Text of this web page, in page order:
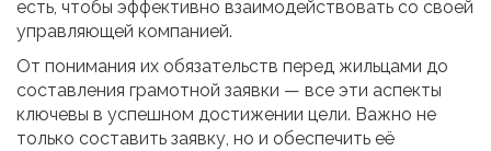
есть, чтобы эффективно взаимодействовать со своей
управляющей компанией.
От понимания их обязательств перед жильцами до
составления грамотной заявки — все эти аспекты
ключевы в успешном достижении цели. Важно не
только составить заявку, но и обеспечить её